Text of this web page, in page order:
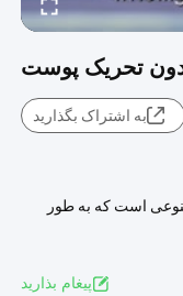
تحریک پوست
به اشتراک بگذارید
است که به طور
پيغام بذاريد